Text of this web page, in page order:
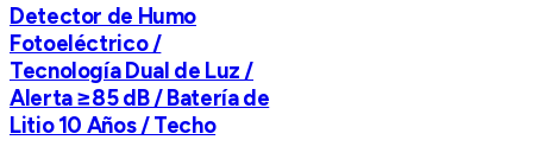
Detector de Humo
Fotoeléctrico /
Tecnología Dual de Luz /
Alerta ≥85 dB / Batería de
Litio 10 Años / Techo